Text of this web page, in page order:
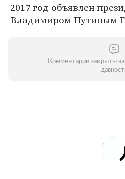
2017 год объявлен
Владимиром Путиным
Комментарии закрыты